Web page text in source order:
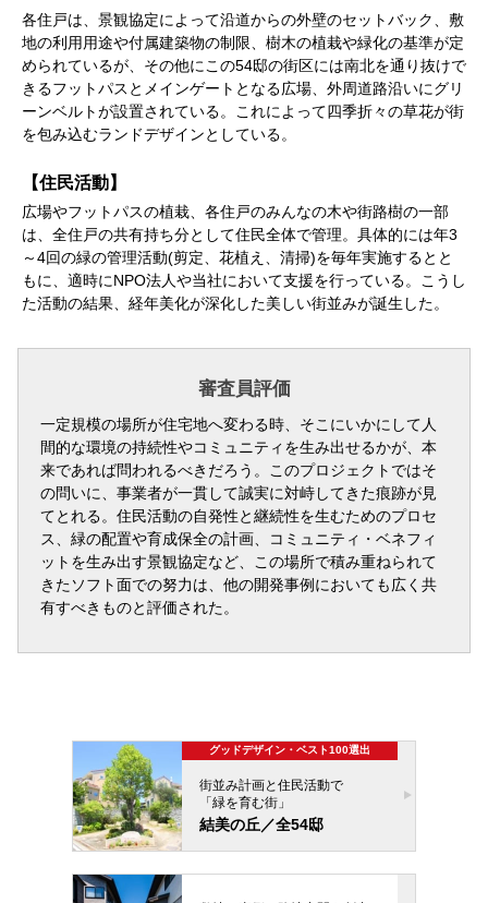
各住戸は、景観協定によって沿道からの外壁のセットバック、敷
地の利用用途や付属建築物の制限、樹木の植栽や緑化の基準が定
められているが、その他にこの54邸の街区には南北を通り抜けで
きるフットパスとメインゲートとなる広場、外周道路沿いにグリ
ーンベルトが設置されている。これによって四季折々の草花が街
を包み込むランドデザインとしている。
【住民活動】
広場やフットパスの植栽、各住戸のみんなの木や街路樹の一部
は、全住戸の共有持ち分として住民全体で管理。具体的には年3
～4回の緑の管理活動(剪定、花植え、清掃)を毎年実施するとと
もに、適時にNPO法人や当社において支援を行っている。こうし
た活動の結果、経年美化が深化した美しい街並みが誕生した。
審査員評価
一定規模の場所が住宅地へ変わる時、そこにいかにして人
間的な環境の持続性やコミュニティを生み出せるかが、本
来であれば問われるべきだろう。このプロジェクトではそ
の問いに、事業者が一貫して誠実に対峙してきた痕跡が見
てとれる。住民活動の自発性と継続性を生むためのプロセ
ス、緑の配置や育成保全の計画、コミュニティ・ベネフィ
ットを生み出す景観協定など、この場所で積み重ねられて
きたソフト面での努力は、他の開発事例においても広く共
有すべきものと評価された。
グッドデザイン・ベスト100選出
街並み計画と住民活動で
「緑を育む街」
結美の丘／全54邸